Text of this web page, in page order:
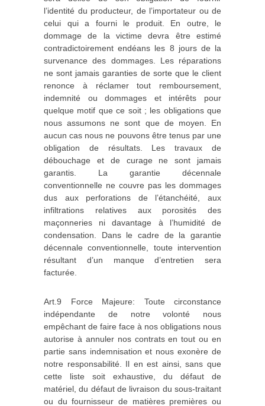
l’identité du producteur, de l’importateur ou de
celui qui a fourni le produit. En outre, le
dommage de la victime devra être estimé
contradictoirement endéans les 8 jours de la
survenance des dommages. Les réparations
ne sont jamais garanties de sorte que le client
renonce à réclamer tout remboursement,
indemnité ou dommages et intérêts pour
quelque motif que ce soit ; les obligations que
nous assumons ne sont que de moyen. En
aucun cas nous ne pouvons être tenus par une
obligation de résultats. Les travaux de
débouchage et de curage ne sont jamais
garantis. La garantie décennale
conventionnelle ne couvre pas les dommages
dus aux perforations de l’étanchéité, aux
infiltrations relatives aux porosités des
maçonneries ni davantage à l’humidité de
condensation. Dans le cadre de la garantie
décennale conventionnelle, toute intervention
résultant d’un manque d’entretien sera
facturée.
Art.9 Force Majeure: Toute circonstance
indépendante de notre volonté nous
empêchant de faire face à nos obligations nous
autorise à annuler nos contrats en tout ou en
partie sans indemnisation et nous exonère de
notre responsabilité. Il en est ainsi, sans que
cette liste soit exhaustive, du défaut de
matériel, du défaut de livraison du sous‐traitant
ou du fournisseur de matières premières ou